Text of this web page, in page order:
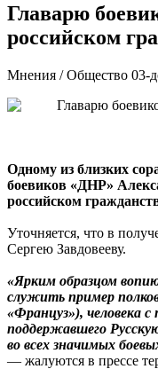
Главарю
российском
Мнения / Общество 03-
Одному из близких
боевиков «ДНР»
российском
Уточняется, что в
Сергею Завдовееву.
«Ярким образцом
служить пример
«Француз»), человека с
поддержавшего
во всех значимых
— жалуются в прессе